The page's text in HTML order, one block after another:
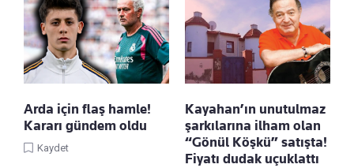
Arda için flaş hamle!
Kararı gündem oldu
Kaydet
Kayahan’ın unutulmaz
şarkılarına ilham olan
“Gönül Köşkü” satışta!
Fiyatı dudak uçuklattı